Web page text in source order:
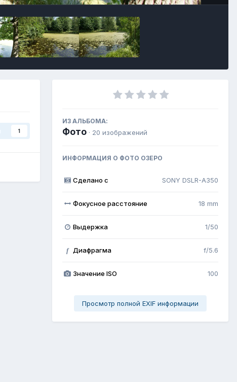
1
ИЗ АЛЬБОМА:
Фото · 20 изображений
ИНФОРМАЦИЯ О ФОТО ОЗЕРО
Сделано с SONY DSLR-A350
Фокусное расстояние 18 mm
Выдержка 1/50
f Диафрагма f/5.6
Значение ISO 100
Просмотр полной EXIF информации